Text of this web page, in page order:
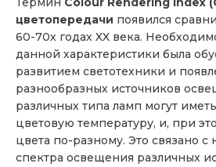
цветопередачи появился
60-70х годах XX века.
данной характеристики была
развитием светотехники и
разнообразных источников
различных типа ламп могут
цветовую температуру, и, при
цвета по-разному. Это связано
спектра освещения различных